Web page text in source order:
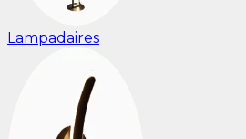
Lampadaires